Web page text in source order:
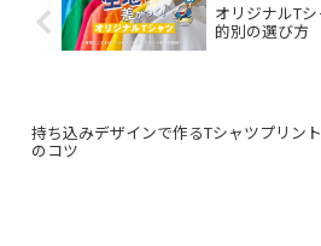
オリジナルT
的別の選び方
持ち込みデザインで作るTシャツプリント
のコツ